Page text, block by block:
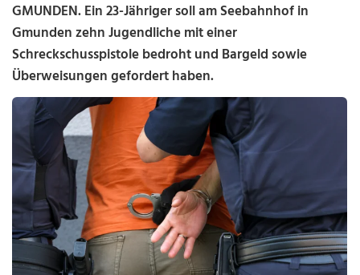
GMUNDEN. Ein 23-Jähriger soll am Seebahnhof in
Gmunden zehn Jugendliche mit einer
Schreckschusspistole bedroht und Bargeld sowie
Überweisungen gefordert haben.